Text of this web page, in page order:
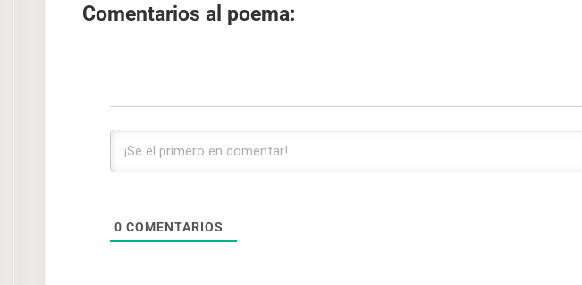
Comentarios al poema:
0 COMENTARIOS